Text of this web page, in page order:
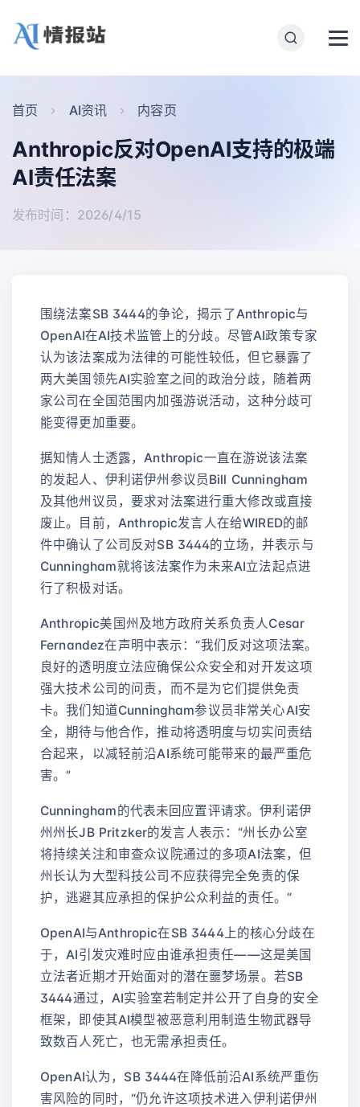
首页 AI资讯 内容页
Anthropic反对OpenAI支持的极端
AI责任法案
发布时间：2026/4/15
围绕法案SB 3444的争论，揭示了Anthropic与
OpenAI在AI技术监管上的分歧。尽管AI政策专家
认为该法案成为法律的可能性较低，但它暴露了
两大美国领先AI实验室之间的政治分歧，随着两
家公司在全国范围内加强游说活动，这种分歧可
能变得更加重要。
据知情人士透露，Anthropic一直在游说该法案
的发起人、伊利诺伊州参议员Bill Cunningham
及其他州议员，要求对法案进行重大修改或直接
废止。目前，Anthropic发言人在给WIRED的邮
件中确认了公司反对SB 3444的立场，并表示与
Cunningham就将该法案作为未来AI立法起点进
行了积极对话。
Anthropic美国州及地方政府关系负责人Cesar
Fernandez在声明中表示：“我们反对这项法案。
良好的透明度立法应确保公众安全和对开发这项
强大技术公司的问责，而不是为它们提供免责
卡。我们知道Cunningham参议员非常关心AI安
全，期待与他合作，推动将透明度与切实问责结
合起来，以减轻前沿AI系统可能带来的最严重危
害。”
Cunningham的代表未回应置评请求。伊利诺伊
州州长JB Pritzker的发言人表示：“州长办公室
将持续关注和审查众议院通过的多项AI法案，但
州长认为大型科技公司不应获得完全免责的保
护，逃避其应承担的保护公众利益的责任。”
OpenAI与Anthropic在SB 3444上的核心分歧在
于，AI引发灾难时应由谁承担责任——这是美国
立法者近期才开始面对的潜在噩梦场景。若SB
3444通过，AI实验室若制定并公开了自身的安全
框架，即使其AI模型被恶意利用制造生物武器导
致数百人死亡，也无需承担责任。
OpenAI认为，SB 3444在降低前沿AI系统严重伤
害风险的同时，“仍允许这项技术进入伊利诺伊州